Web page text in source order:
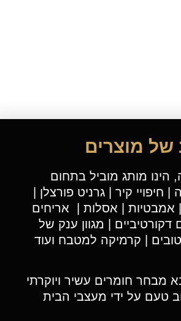
של מוצרים
הינו מותג מוביל בתחום
חיפויי קיר | גרניט פורצלן |
| אמבטיות | אסלות | אריחים
דקורטיביים | מגוון ענק של
| קרמיקה למטבח ועוד
מבחר חומרים עשיר ויוקרתי
טעם על ידי מעצבי הבית